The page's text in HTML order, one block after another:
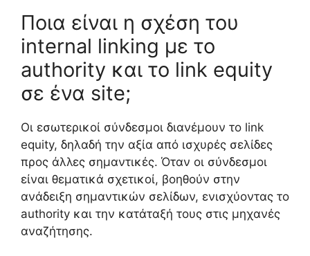
Ποια είναι η σχέση του
internal linking με το
authority και το link equity
σε ένα site;
Οι εσωτερικοί σύνδεσμοι διανέμουν το link
equity, δηλαδή την αξία από ισχυρές σελίδες
προς άλλες σημαντικές. Όταν οι σύνδεσμοι
είναι θεματικά σχετικοί, βοηθούν στην
ανάδειξη σημαντικών σελίδων, ενισχύοντας το
authority και την κατάταξή τους στις μηχανές
αναζήτησης.